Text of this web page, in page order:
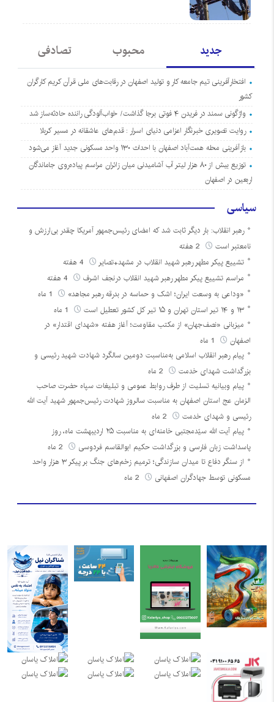
جدید محبوب تصادفی
افتخارآفرینی تیم جامعه کار و تولید اصفهان در رقابت‌های ملی قرآن کریم کارگران
کشور
واژگونی سمند در فریدن ۴ فوتی برجا گذاشت/ خواب‌آلودگی راننده حادثه‌ساز شد
روایت تصویری خبرنگار اعزامی دنیای اسرار : قدم‌های عاشقانه در مسیر کربلا
بازآفرینی محله همت‌آباد اصفهان با احداث ۱۳۰ واحد مسکونی جدید آغاز می‌شود
توزیع بیش از ۸۰ هزار لیتر آب آشامیدنی میان زائران مراسم پیاده‌روی جاماندگان
اربعین در اصفهان
سیاسی
رهبر انقلاب: بار دیگر ثابت شد که امضای رئیس‌جمهور آمریکا چقدر بی‌ارزش و
نامعتبر است
تشییع پیکر مطهر رهبر شهید انقلاب در مشهد+تصایر
مراسم تشییع پیکر مطهر رهبر شهید انقلاب درنجف اشرف
«وداعی به وسعت ایران؛ اشک و حماسه در بدرقه رهبر مجاهد»
۱۳ و ۱۴ تیر استان تهران و ۱۵ تیر کل کشور تعطیل است
میزبانی «نصف‌جهان» از مکتب مقاومت؛ آغاز هفته «شهدای اقتدار» در
اصفهان
پیام رهبر انقلاب اسلامی به‌مناسبت دومین سالگرد شهادت شهید رئیسی و
بزرگداشت شهدای خدمت
پیام وبیانیه تسلیت از طرف روابط عمومی و تبلیغات سپاه حضرت صاحب
الزمان عج استان اصفهان به مناسبت سالروز شهادت رئیس‌جمهور شهید آیت الله
رئیسی و شهدای خدمت
پیام آیت الله سیّدمجتبی خامنه‌ای به مناسبت ۲۵ اردیبهشت ماه، روز
پاسداشت زبان فارسی و بزرگداشت حکیم ابوالقاسم فردوسی
از سنگر دفاع تا میدان سازندگی؛ ترمیم زخم‌های جنگ بر پیکر ۳ هزار واحد
مسکونی توسط جهادگران اصفهانی